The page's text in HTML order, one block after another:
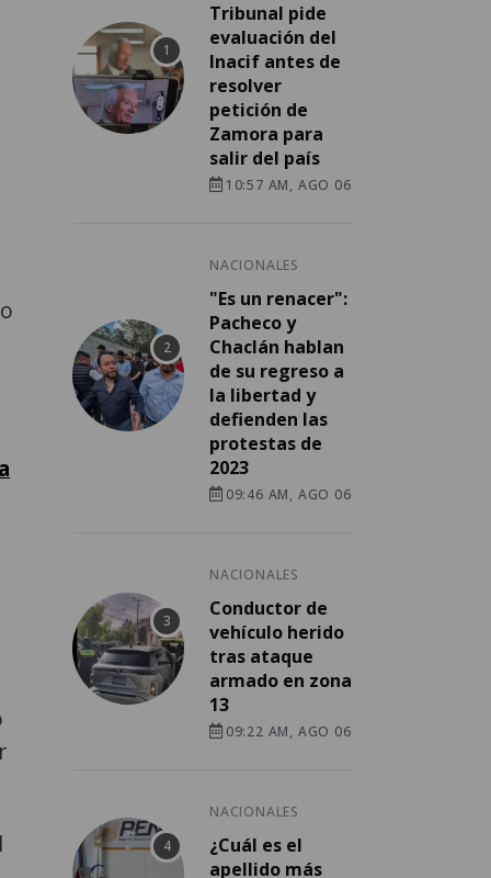
Tribunal pide
evaluación del
Inacif antes de
resolver
petición de
Zamora para
salir del país
10:57 AM, AGO 06
NACIONALES
"Es un renacer":
Pacheco y
Chaclán hablan
de su regreso a
la libertad y
defienden las
protestas de
2023
09:46 AM, AGO 06
NACIONALES
Conductor de
vehículo herido
tras ataque
armado en zona
13
09:22 AM, AGO 06
NACIONALES
¿Cuál es el
apellido más